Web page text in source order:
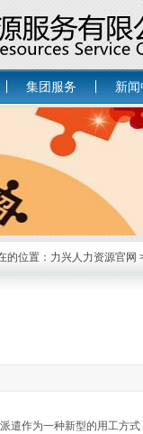
集团服务 新
遣作为一种新型的用工方
的位置： 力兴人力资源官网